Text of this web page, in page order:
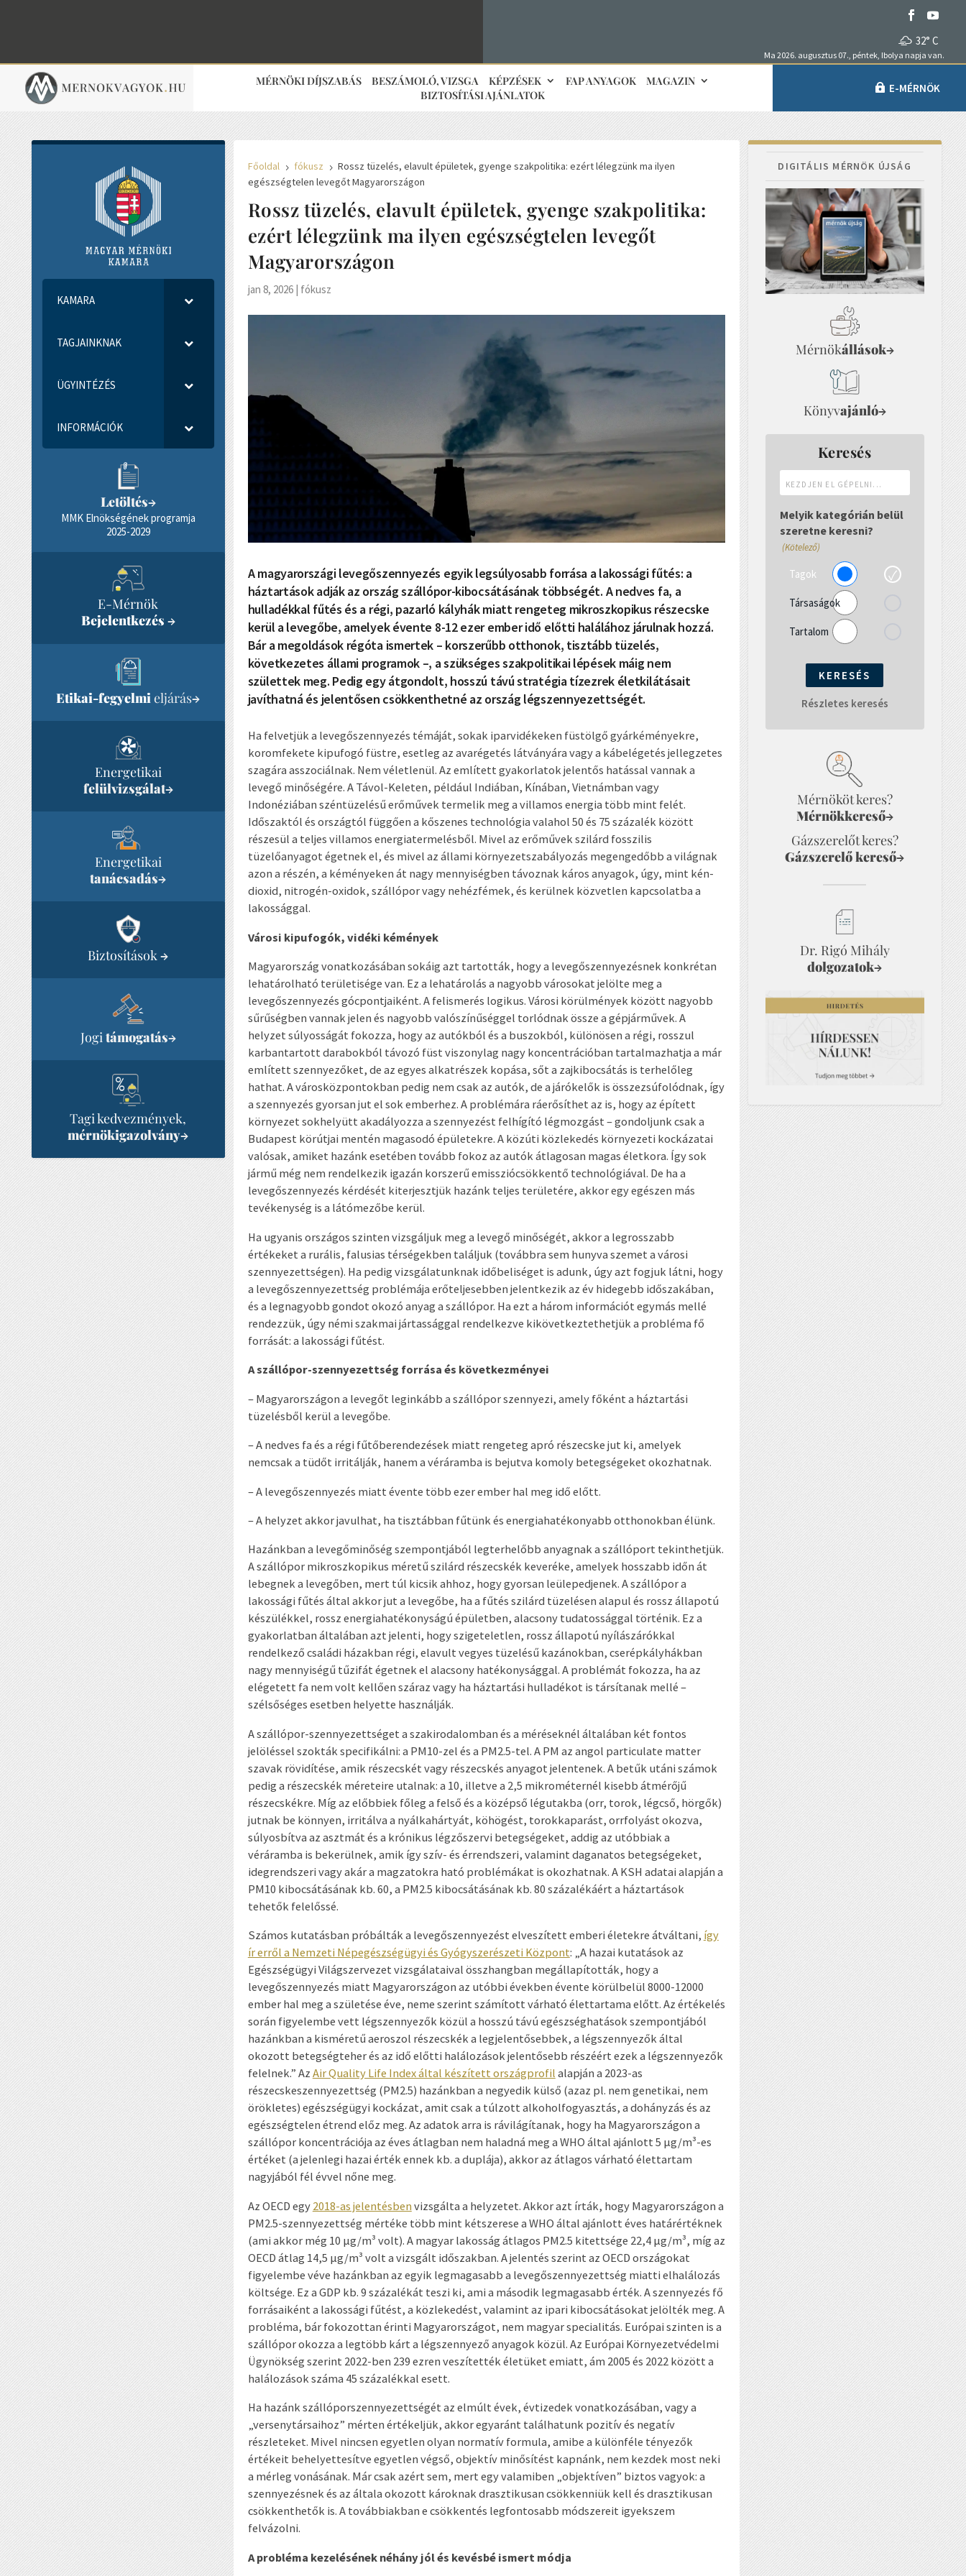
32° C
Ma 2026. augusztus 07., péntek, Ibolya napja van.
MÉRNÖKI DÍJSZABÁS BESZÁMOLÓ, VIZSGA KÉPZÉSEK FAP ANYAGOK
MAGAZIN
BIZTOSÍTÁSI AJÁNLATOK
E-MÉRNÖK
KAMARA
TAGJAINKNAK
ÜGYINTÉZÉS
INFORMÁCIÓK
Letöltés→
MMK Elnökségének programja
2025-2029
E-Mérnök
Bejelentkezés →
Etikai-fegyelmieljárás→
Energetikai
felülvizsgálat→
Energetikai
tanácsadás→
Biztosítások→
Jogi támogatás→
Tagi kedvezmények,
mérnökigazolvány→
Főoldal 5 fókusz 5 Rossz tüzelés, elavult épületek, gyenge szakpolitika: ezért lélegzünk ma ilyen
egészségtelen levegőt Magyarországon
Rossz tüzelés, elavult épületek, gyenge szakpolitika:
ezért lélegzünk ma ilyen egészségtelen levegőt
Magyarországon
jan 8, 2026| fókusz
A magyarországi levegőszennyezés egyik legsúlyosabb forrása a lakossági fűtés: a
háztartások adják az ország szállópor-kibocsátásának többségét. A nedves fa, a
hulladékkal fűtés és a régi, pazarló kályhák miatt rengeteg mikroszkopikus részecske
kerül a levegőbe, amelyek évente 8-12 ezer ember idő előtti halálához járulnak hozzá.
Bár a megoldások régóta ismertek – korszerűbb otthonok, tisztább tüzelés,
következetes állami programok –, a szükséges szakpolitikai lépések máig nem
születtek meg. Pedig egy átgondolt, hosszú távú stratégia tízezrek életkilátásait
javíthatná és jelentősen csökkenthetné az ország légszennyezettségét.
Ha felvetjük a levegőszennyezés témáját, sokak iparvidékeken füstölgő gyárkéményekre,
koromfekete kipufogó füstre, esetleg az avarégetés látványára vagy a kábelégetés jellegzetes
szagára asszociálnak. Nem véletlenül. Az említett gyakorlatok jelentős hatással vannak a
levegő minőségére. A Távol-Keleten, például Indiában, Kínában, Vietnámban vagy
Indonéziában széntüzelésű erőművek termelik meg a villamos energia több mint felét.
Időszaktól és országtól függően a kőszenes technológia valahol 50 és 75 százalék között
részesül a teljes villamos energiatermelésből. Mivel az erőművek szilárd fosszilis
tüzelőanyagot égetnek el, és mivel az állami környezetszabályozás megengedőbb a világnak
azon a részén, a kéményeken át nagy mennyiségben távoznak káros anyagok, úgy, mint kén-
dioxid, nitrogén-oxidok, szállópor vagy nehézfémek, és kerülnek közvetlen kapcsolatba a
lakossággal.
Városi kipufogók, vidéki kémények
Magyarország vonatkozásában sokáig azt tartották, hogy a levegőszennyezésnek konkrétan
lehatárolható területisége van. Ez a lehatárolás a nagyobb városokat jelölte meg a
levegőszennyezés gócpontjaiként. A felismerés logikus. Városi körülmények között nagyobb
sűrűségben vannak jelen és nagyobb valószínűséggel torlódnak össze a gépjárművek. A
helyzet súlyosságát fokozza, hogy az autókból és a buszokból, különösen a régi, rosszul
karbantartott darabokból távozó füst viszonylag nagy koncentrációban tartalmazhatja a már
említett szennyezőket, de az egyes alkatrészek kopása, sőt a zajkibocsátás is terhelőleg
hathat. A városközpontokban pedig nem csak az autók, de a járókelők is összezsúfolódnak, így
a szennyezés gyorsan jut el sok emberhez. A problémára ráerősíthet az is, hogy az épített
környezet sokhelyütt akadályozza a szennyezést felhígító légmozgást – gondoljunk csak a
Budapest körútjai mentén magasodó épületekre. A közúti közlekedés környezeti kockázatai
valósak, amiket hazánk esetében tovább fokoz az autók átlagosan magas életkora. Így sok
jármű még nem rendelkezik igazán korszerű emissziócsökkentő technológiával. De ha a
levegőszennyezés kérdését kiterjesztjük hazánk teljes területére, akkor egy egészen más
tevékenység is a látómezőbe kerül.
Ha ugyanis országos szinten vizsgáljuk meg a levegő minőségét, akkor a legrosszabb
értékeket a rurális, falusias térségekben találjuk (továbbra sem hunyva szemet a városi
szennyezettségen). Ha pedig vizsgálatunknak időbeliséget is adunk, úgy azt fogjuk látni, hogy
a levegőszennyezettség problémája erőteljesebben jelentkezik az év hidegebb időszakában,
és a legnagyobb gondot okozó anyag a szállópor. Ha ezt a három információt egymás mellé
rendezzük, úgy némi szakmai jártassággal rendelkezve kikövetkeztethetjük a probléma fő
forrását: a lakossági fűtést.
A szállópor-szennyezettség forrása és következményei
– Magyarországon a levegőt leginkább a szállópor szennyezi, amely főként a háztartási
tüzelésből kerül a levegőbe.
– A nedves fa és a régi fűtőberendezések miatt rengeteg apró részecske jut ki, amelyek
nemcsak a tüdőt irritálják, hanem a véráramba is bejutva komoly betegségeket okozhatnak.
– A levegőszennyezés miatt évente több ezer ember hal meg idő előtt.
– A helyzet akkor javulhat, ha tisztábban fűtünk és energiahatékonyabb otthonokban élünk.
Hazánkban a levegőminőség szempontjából legterhelőbb anyagnak a szállóport tekinthetjük.
A szállópor mikroszkopikus méretű szilárd részecskék keveréke, amelyek hosszabb időn át
lebegnek a levegőben, mert túl kicsik ahhoz, hogy gyorsan leülepedjenek. A szállópor a
lakossági fűtés által akkor jut a levegőbe, ha a fűtés szilárd tüzelésen alapul és rossz állapotú
készülékkel, rossz energiahatékonyságú épületben, alacsony tudatossággal történik. Ez a
gyakorlatban általában azt jelenti, hogy szigeteletlen, rossz állapotú nyílászárókkal
rendelkező családi házakban régi, elavult vegyes tüzelésű kazánokban, cserépkályhákban
nagy mennyiségű tűzifát égetnek el alacsony hatékonysággal. A problémát fokozza, ha az
elégetett fa nem volt kellően száraz vagy ha háztartási hulladékot is társítanak mellé –
szélsőséges esetben helyette használják.
A szállópor-szennyezettséget a szakirodalomban és a méréseknél általában két fontos
jelöléssel szokták specifikálni: a PM10-zel és a PM2.5-tel. A PM az angol particulate matter
szavak rövidítése, amik részecskét vagy részecskés anyagot jelentenek. A betűk utáni számok
pedig a részecskék méreteire utalnak: a 10, illetve a 2,5 mikrométernél kisebb átmérőjű
részecskékre. Míg az előbbiek főleg a felső és a középső légutakba (orr, torok, légcső, hörgők)
jutnak be könnyen, irritálva a nyálkahártyát, köhögést, torokkaparást, orrfolyást okozva,
súlyosbítva az asztmát és a krónikus légzőszervi betegségeket, addig az utóbbiak a
véráramba is bekerülnek, amik így szív- és érrendszeri, valamint daganatos betegségeket,
idegrendszeri vagy akár a magzatokra ható problémákat is okozhatnak. A KSH adatai alapján a
PM10 kibocsátásának kb. 60, a PM2.5 kibocsátásának kb. 80 százalékáért a háztartások
tehetők felelőssé.
Számos kutatásban próbálták a levegőszennyezést elveszített emberi életekre átváltani, így
ír erről a Nemzeti Népegészségügyi és Gyógyszerészeti Központ: „A hazai kutatások az
Egészségügyi Világszervezet vizsgálataival összhangban megállapították, hogy a
levegőszennyezés miatt Magyarországon az utóbbi években évente körülbelül 8000-12000
ember hal meg a születése éve, neme szerint számított várható élettartama előtt. Az értékelés
során figyelembe vett légszennyezők közül a hosszú távú egészséghatások szempontjából
hazánkban a kisméretű aeroszol részecskék a legjelentősebbek, a légszennyezők által
okozott betegségteher és az idő előtti halálozások jelentősebb részéért ezek a légszennyezők
felelnek.” Az Air Quality Life Index által készített országprofil alapján a 2023-as
részecskeszennyezettség (PM2.5) hazánkban a negyedik külső (azaz pl. nem genetikai, nem
örökletes) egészségügyi kockázat, amit csak a túlzott alkoholfogyasztás, a dohányzás és az
egészségtelen étrend előz meg. Az adatok arra is rávilágítanak, hogy ha Magyarországon a
szállópor koncentrációja az éves átlagban nem haladná meg a WHO által ajánlott 5 µg/m³-es
értéket (a jelenlegi hazai érték ennek kb. a duplája), akkor az átlagos várható élettartam
nagyjából fél évvel nőne meg.
Az OECD egy 2018-as jelentésben vizsgálta a helyzetet. Akkor azt írták, hogy Magyarországon a
PM2.5-szennyezettség mértéke több mint kétszerese a WHO által ajánlott éves határértéknek
(ami akkor még 10 µg/m³ volt). A magyar lakosság átlagos PM2.5 kitettsége 22,4 µg/m³, míg az
OECD átlag 14,5 µg/m³ volt a vizsgált időszakban. A jelentés szerint az OECD országokat
figyelembe véve hazánkban az egyik legmagasabb a levegőszennyezettség miatti elhalálozás
költsége. Ez a GDP kb. 9 százalékát teszi ki, ami a második legmagasabb érték. A szennyezés fő
forrásaiként a lakossági fűtést, a közlekedést, valamint az ipari kibocsátásokat jelölték meg. A
probléma, bár fokozottan érinti Magyarországot, nem magyar specialitás. Európai szinten is a
szállópor okozza a legtöbb kárt a légszennyező anyagok közül. Az Európai Környezetvédelmi
Ügynökség szerint 2022-ben 239 ezren veszítették életüket emiatt, ám 2005 és 2022 között a
halálozások száma 45 százalékkal esett.
Ha hazánk szállóporszennyezettségét az elmúlt évek, évtizedek vonatkozásában, vagy a
„versenytársaihoz” mérten értékeljük, akkor egyaránt találhatunk pozitív és negatív
részleteket. Mivel nincsen egyetlen olyan normatív formula, amibe a különféle tényezők
értékeit behelyettesítve egyetlen végső, objektív minősítést kapnánk, nem kezdek most neki
a mérleg vonásának. Már csak azért sem, mert egy valamiben „objektíven” biztos vagyok: a
szennyezésnek és az általa okozott károknak drasztikusan csökkenniük kell és drasztikusan
csökkenthetők is. A továbbiakban e csökkentés legfontosabb módszereit igyekszem
felvázolni.
A probléma kezelésének néhány jól és kevésbé ismert módja
DIGITÁLIS MÉRNÖK ÚJSÁG
Mérnökállások→
Könyvajánló→
Keresés
el
gépelni...
Melyik kategórián belül
szeretne keresni?
(Kötelező)
Tagok
Társaságok
Tartalom
Részletes keresés
Mérnököt keres?
Mérnökkereső→
Gázszerelőt keres?
Gázszerelő kereső→
Dr. Rigó Mihály
dolgozatok→